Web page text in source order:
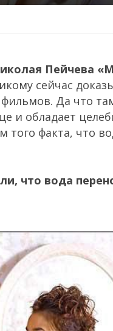
Пейчева
сейчас
Да что
и обладает
факта, что
что вода